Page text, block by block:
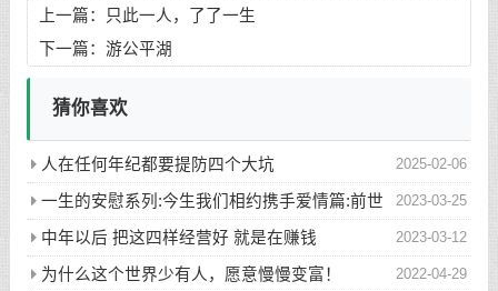
上一篇：
只此一人，了了一生
下一篇： 游公平湖
猜你喜欢
2025-02-06
人在任何年纪都要提防四个大坑
2023-03-25
一生的安慰系列:今生我们相约携手爱情篇:前世
五百次的回眸才换来今生的相遇
2023-03-12
中年以后 把这四样经营好 就是在赚钱
2022-04-29
为什么这个世界少有人，愿意慢慢变富！